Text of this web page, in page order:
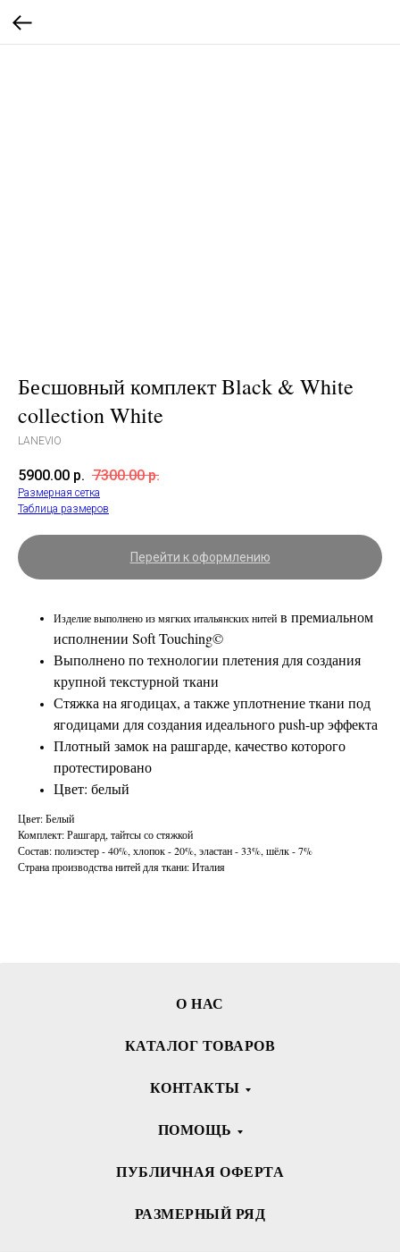
Бесшовный комплект Black & White
collection White
LANEVIO
5900.00 р. 7300.00 р.
Размерная сетка
Таблица размеров
Перейти к оформлению
Изделие выполнено из мягких итальянских нитей в премиальном
исполнении Soft Touching©
Выполнено по технологии плетения для создания
крупной текстурной ткани
Стяжка на ягодицах, а также уплотнение ткани под
ягодицами для создания идеального push-up эффекта
Плотный замок на рашгарде, качество которого
протестировано
Цвет: белый
Цвет: Белый
Комплект: Рашгард, тайтсы со стяжкой
Состав: полиэстер - 40%, хлопок - 20%, эластан - 33%, шёлк - 7%
Страна производства нитей для ткани: Италия
О НАС
КАТАЛОГ ТОВАРОВ
КОНТАКТЫ
ПОМОЩЬ
ПУБЛИЧНАЯ ОФЕРТА
РАЗМЕРНЫЙ РЯД